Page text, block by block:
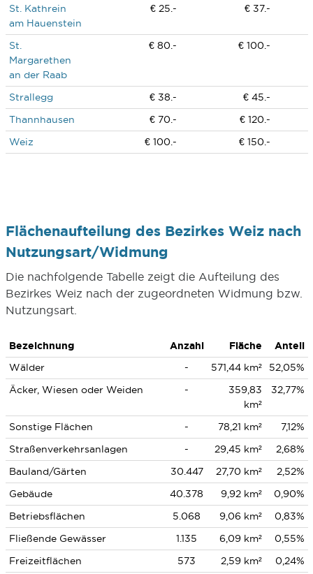
St. Kathrein
am Hauenstein
€ 25.- € 37.-
St.
Margarethen
an der Raab
€ 80.- € 100.-
Strallegg € 38.-
€ 45.-
Thannhausen
€ 70.-
€ 120.-
Weiz
€ 100.- € 150.-
Flächenaufteilung des Bezirkes Weiz nach
Nutzungsart/Widmung
Die nachfolgende Tabelle zeigt die Aufteilung des
Bezirkes Weiz nach der zugeordneten Widmung bzw.
Nutzungsart.
Bezeichnung Anzahl Fläche
Anteil
Wälder
- 571,44 km²
52,05%
Äcker, Wiesen oder Weiden
-
359,83
km²
32,77%
Sonstige Flächen - 78,21 km²
7,12%
Straßenverkehrsanlagen
- 29,45 km²
2,68%
Bauland/Gärten
30.447 27,70 km²
2,52%
Gebäude
40.378 9,92 km²
0,90%
Betriebsflächen
5.068 9,06 km²
0,83%
Fließende Gewässer
1.135 6,09 km²
0,55%
Freizeitflächen
573 2,59 km²
0,24%